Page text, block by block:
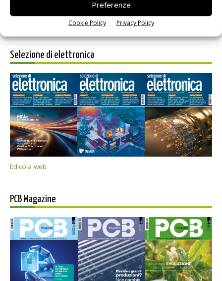
Preferenze
Cookie Policy Privacy Policy
Selezione di elettronica
Edicola web
PCB Magazine